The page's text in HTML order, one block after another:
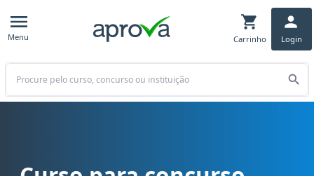
Menu Carrinho Login
Buscar
Curso para concurso Cascavel/PR - Prefeitura Municipal cargo